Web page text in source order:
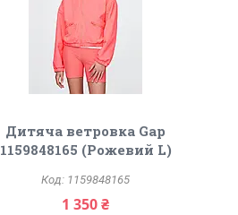
Дитяча ветровка Gap
1159848165 (Рожевий L)
1159848165
1 350 ₴